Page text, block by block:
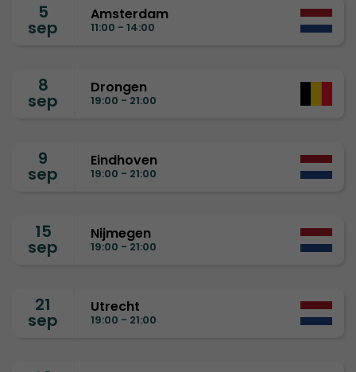
5
sep
Amsterdam
11:00 - 14:00
8
sep
Drongen
19:00 - 21:00
9
sep
Eindhoven
19:00 - 21:00
15
sep
Nijmegen
19:00 - 21:00
21
sep
Utrecht
19:00 - 21:00